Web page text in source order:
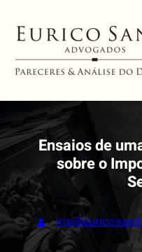
para
conteúdo
Ensaios de
sobre o